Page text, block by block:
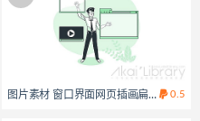
图片素材 窗口界面网页插画扁平场景
0.5